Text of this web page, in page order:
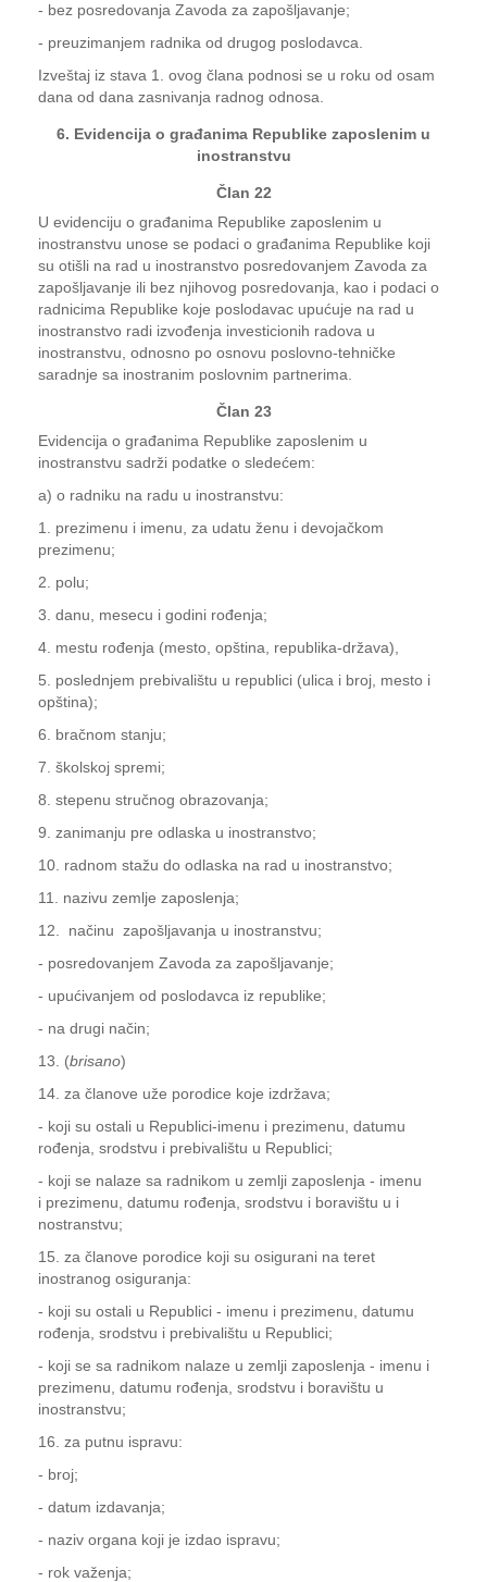
- bez posredovanja Zavoda za zapošljavanje;
- preuzimanjem radnika od drugog poslodavca.
Izveštaj iz stava 1. ovog člana podnosi se u roku od osam
dana od dana zasnivanja radnog odnosa.
6. Evidencija o građanima Republike zaposlenim u
inostranstvu
Član 22
U evidenciju o građanima Republike zaposlenim u
inostranstvu unose se podaci o građanima Republike koji
su otišli na rad u inostranstvo posredovanjem Zavoda za
zapošljavanje ili bez njihovog posredovanja, kao i podaci o
radnicima Republike koje poslodavac upućuje na rad u
inostranstvo radi izvođenja investicionih radova u
inostranstvu, odnosno po osnovu poslovno-tehničke
saradnje sa inostranim poslovnim partnerima.
Član 23
Evidencija o građanima Republike zaposlenim u
inostranstvu sadrži podatke o sledećem:
a) o radniku na radu u inostranstvu:
1. prezimenu i imenu, za udatu ženu i devojačkom
prezimenu;
2. polu;
3. danu, mesecu i godini rođenja;
4. mestu rođenja (mesto, opština, republika-država),
5. poslednjem prebivalištu u republici (ulica i broj, mesto i
opština);
6. bračnom stanju;
7. školskoj spremi;
8. stepenu stručnog obrazovanja;
9. zanimanju pre odlaska u inostranstvo;
10. radnom stažu do odlaska na rad u inostranstvo;
11. nazivu zemlje zaposlenja;
12. načinu zapošljavanja u inostranstvu;
- posredovanjem Zavoda za zapošljavanje;
- upućivanjem od poslodavca iz republike;
- na drugi način;
13. (brisano)
14. za članove uže porodice koje izdržava;
- koji su ostali u Republici-imenu i prezimenu, datumu
rođenja, srodstvu i prebivalištu u Republici;
- koji se nalaze sa radnikom u zemlji zaposlenja - imenu
i prezimenu, datumu rođenja, srodstvu i boravištu u i
nostranstvu;
15. za članove porodice koji su osigurani na teret
inostranog osiguranja:
- koji su ostali u Republici - imenu i prezimenu, datumu
rođenja, srodstvu i prebivalištu u Republici;
- koji se sa radnikom nalaze u zemlji zaposlenja - imenu i
prezimenu, datumu rođenja, srodstvu i boravištu u
inostranstvu;
16. za putnu ispravu:
- broj;
- datum izdavanja;
- naziv organa koji je izdao ispravu;
- rok važenja;